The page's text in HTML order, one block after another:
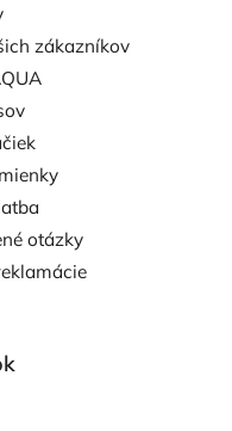
zákazníkov
otázky